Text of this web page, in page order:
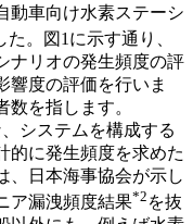
動車向け水素ステーシ
た。図1に示す通り、
ナリオの発生頻度の評
響度の評価を行いま
を指します。
システムを構成する
的に発生頻度を求めた
、日本海事協会が示し
ア漏洩頻度結果*2 を抜